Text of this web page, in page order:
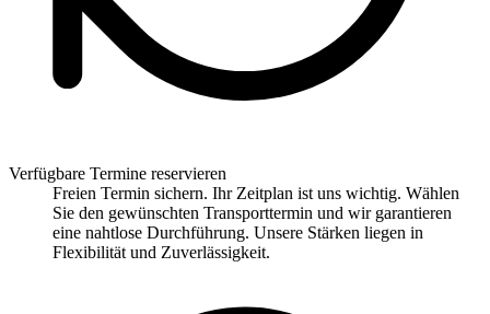
Verfügbare Termine reservieren
Freien Termin sichern. Ihr Zeitplan ist uns wichtig. Wählen
Sie den gewünschten Transporttermin und wir garantieren
eine nahtlose Durchführung. Unsere Stärken liegen in
Flexibilität und Zuverlässigkeit.